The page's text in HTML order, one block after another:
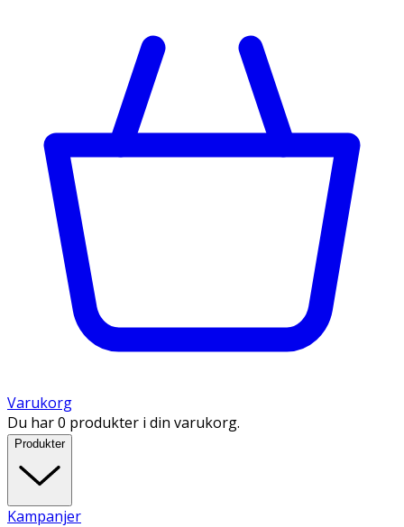
Varukorg
Du har 0 produkter i din varukorg.
Produkter
Kampanjer